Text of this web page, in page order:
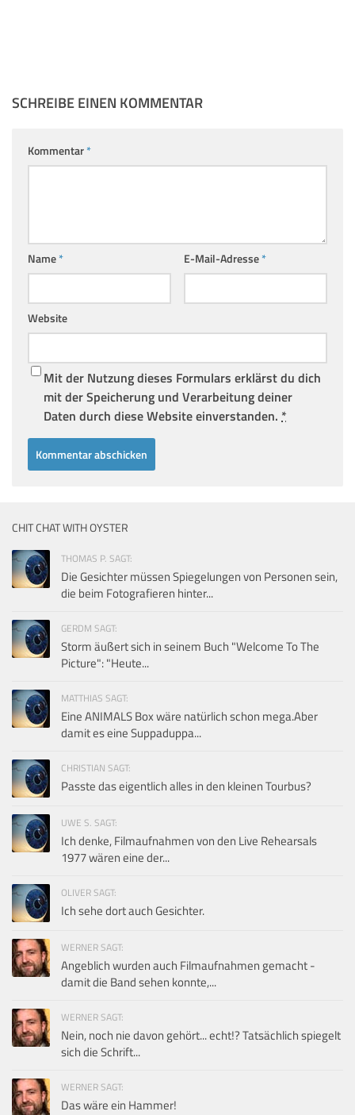
SCHREIBE EINEN KOMMENTAR
Kommentar*
Name* E-Mail-Adresse*
Website
Mit der Nutzung dieses Formulars erklärst du dich
mit der Speicherung und Verarbeitung deiner
Daten durch diese Website einverstanden. *
CHIT CHAT WITH OYSTER
THOMAS P. SAGT:
Die Gesichter müssen Spiegelungen von Personen sein,
die beim Fotografieren hinter...
GERDM SAGT:
Storm äußert sich in seinem Buch "Welcome To The
Picture": "Heute...
MATTHIAS SAGT:
Eine ANIMALS Box wäre natürlich schon mega.Aber
damit es eine Suppaduppa...
CHRISTIAN SAGT:
Passte das eigentlich alles in den kleinen Tourbus?
UWE S. SAGT:
Ich denke, Filmaufnahmen von den Live Rehearsals
1977 wären eine der...
OLIVER SAGT:
Ich sehe dort auch Gesichter.
WERNER SAGT:
Angeblich wurden auch Filmaufnahmen gemacht -
damit die Band sehen konnte,...
WERNER SAGT:
Nein, noch nie davon gehört... echt!? Tatsächlich spiegelt
sich die Schrift...
WERNER SAGT:
Das wäre ein Hammer!